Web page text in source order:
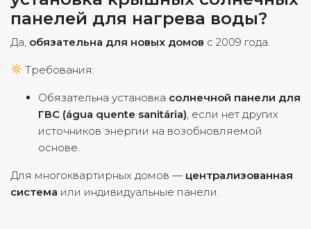
панелей для нагрева воды?
Да, обязательна для новых домов с 2009 года.
Требования:
Обязательна установка солнечной панели для
ГВС (água quente sanitária) , если нет других
источников энергии на возобновляемой
основе.
Для многоквартирных домов — централизованная
система или индивидуальные панели.